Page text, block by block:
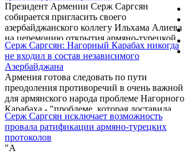
Президент Армении Серж Саргсян
собирается пригласить своего
азербайджанского коллегу Ильхама Алиева
на церемонию открытия армяно-турецкой
границы. Об этом он заявил сегодня, 10
февраля, выступая в Институте
международных отношений
Великобритании (Chatham House) в
Лондоне.
Серж Саргсян: Нагорный Карабах никогда
не входил в состав независимого
Азербайджана
Армения готова следовать по пути
преодоления противоречий в очень важной
для армянского народа проблеме Нагорного
Карабаха - "проблеме, которая доставила
моему народу несказанную боль и потери".
С таким заявлением выступил президент
Армении Серж Саргсян, выступая 10
февраля в Институте международных
Серж Саргсян исключает возможность
провала ратификации армяно-турецких
протоколов
"А